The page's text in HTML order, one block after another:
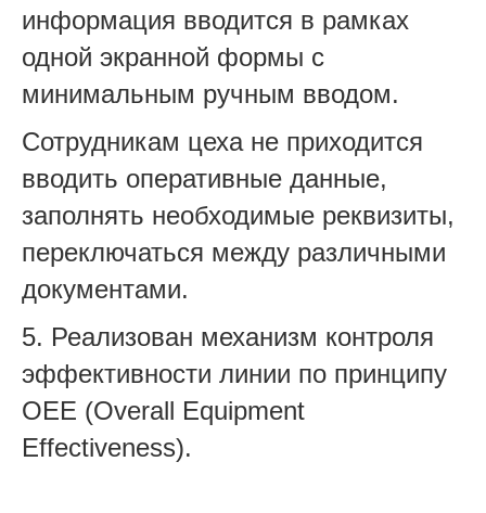
информация вводится в рамках
одной экранной формы с
минимальным ручным вводом.
Сотрудникам цеха не приходится
вводить оперативные данные,
заполнять необходимые реквизиты,
переключаться между различными
документами.
5. Реализован механизм контроля
эффективности линии по принципу
OEE (Overall Equipment
Effectiveness).